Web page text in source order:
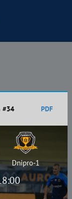
#34 PDF
Dnipro-1